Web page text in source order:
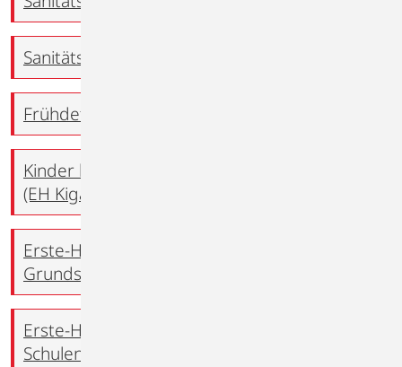
Sanitätshelfer-Lehrgang (SHL)
Frühdefibrillation-Lehrgang (AED)
Kinder lernen Erste-Hilfe im Kindergarten
(EH Kiga)
Erste-Hilfe: Heranführung im
Grundschulalter (EH GS)
Erste-Hilfe-Ausbildung in weiterführenden
Schulen, ab Klasse 5 bis Klasse 7